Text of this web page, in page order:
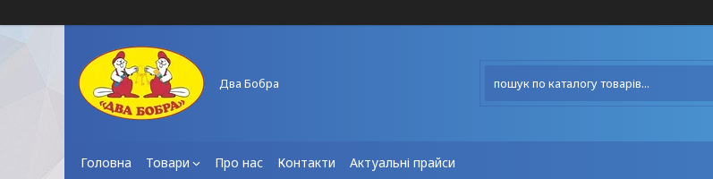
Два Бобра
Головна Товари Про нас Контакти Актуальні прайси